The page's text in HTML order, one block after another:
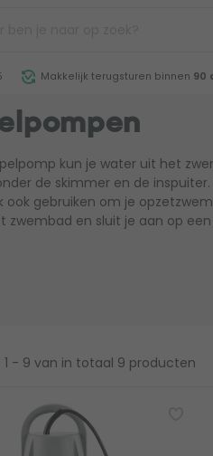
Makkelijk terugsturen binnen 90
kun je water uit het
de skimmer en de
ook gebruiken om je
zwembad en sluit je aan op
1 - 9 van in totaal 9 producten